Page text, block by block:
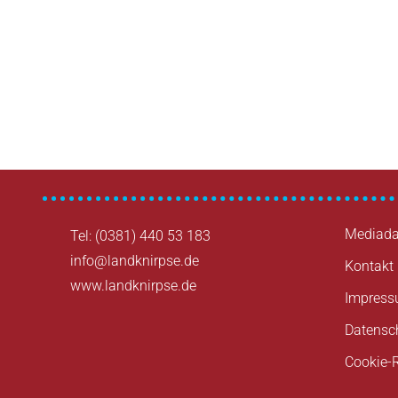
Tel: (0381) 440 53 183
info@landknirpse.de
www.landknirpse.de
Kontakt
Cookie-